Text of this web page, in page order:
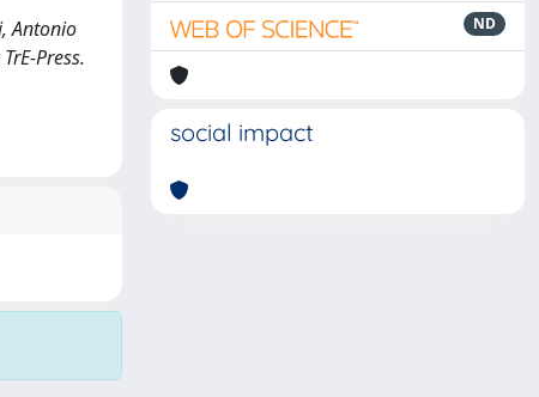
Antonio
Press.
ND
social impact